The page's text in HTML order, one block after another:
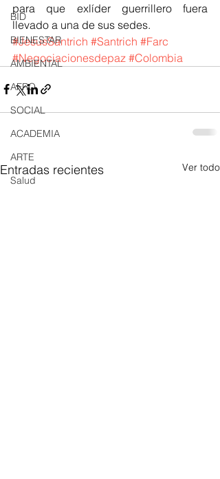
BID
BIENESTAR
AMBIENTAL
AFRO
SOCIAL
ACADEMIA
ARTE
Salud
para que exlíder guerrillero fuera
llevado a una de sus sedes.
#JesusSantrich #Santrich #Farc
#Negociacionesdepaz #Colombia
Entradas recientes Ver todo